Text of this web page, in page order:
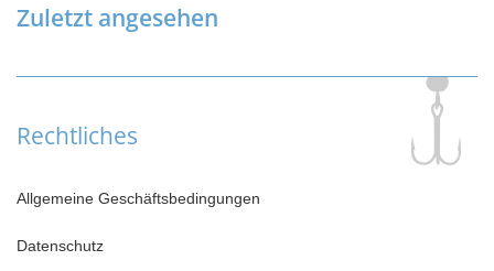
Zuletzt angesehen
Rechtliches
Allgemeine Geschäftsbedingungen
Datenschutz